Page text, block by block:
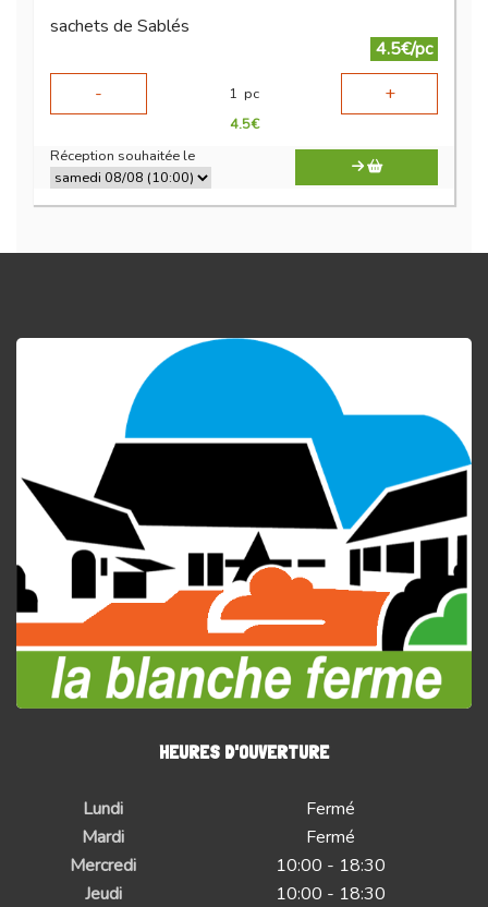
sachets de Sablés
4.5€/pc
-
1 pc +
4.5€
Réception souhaitée le
HEURES D'OUVERTURE
Lundi
Fermé
Mardi
Fermé
Mercredi
10:00 - 18:30
Jeudi
10:00 - 18:30